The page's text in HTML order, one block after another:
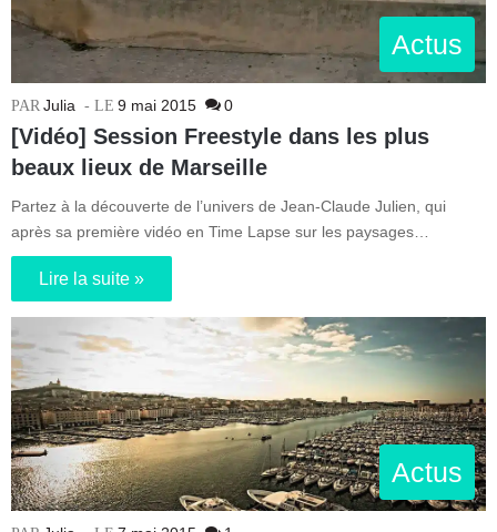
Actus
Julia 9 mai 2015 0
[Vidéo] Session Freestyle dans les plus
beaux lieux de Marseille
Partez à la découverte de l’univers de Jean-Claude Julien, qui
après sa première vidéo en Time Lapse sur les paysages…
Lire la suite »
Actus